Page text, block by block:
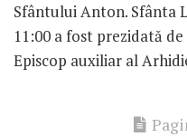
Sfântului Anton. Sfânta
11:00 a fost prezidată
Episcop auxiliar al